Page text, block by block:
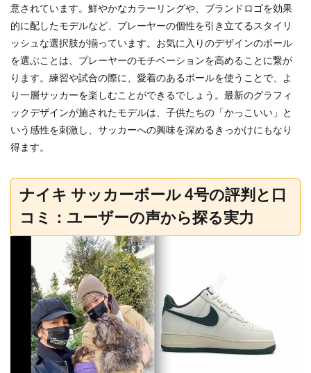
意されています。鮮やかなカラーリングや、ブランドロゴを効果
的に配したモデルなど、プレーヤーの個性を引き立てるスタイリ
ッシュな選択肢が揃っています。お気に入りのデザインのボール
を選ぶことは、プレーヤーのモチベーションを高めることに繋が
ります。練習や試合の際に、愛着のあるボールを使うことで、よ
り一層サッカーを楽しむことができるでしょう。最新のグラフィ
ックデザインが施されたモデルは、子供たちの「かっこいい」と
いう感性を刺激し、サッカーへの興味を深めるきっかけにもなり
得ます。
ナイキ サッカーボール 4号の評判と口
コミ：ユーザーの声から探る実力